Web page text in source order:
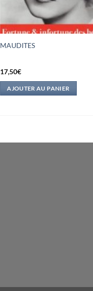
MAUDITES
17,50€
AJOUTER AU PANIER